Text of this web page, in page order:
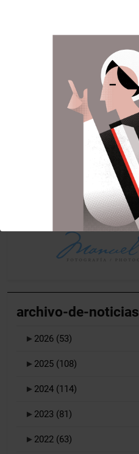
NavegaciónAnterior:
Mª José LLorens
agradece a la Mare
de Deu su protección
archivo-de-noticias
► 2026 (53)
► 2025 (108)
► 2024 (114)
► 2023 (81)
► 2022 (63)